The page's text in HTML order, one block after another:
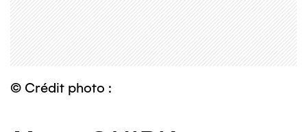
© Crédit photo :